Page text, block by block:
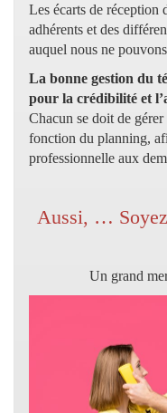
Les écarts de réception
adhérents et des
auquel nous ne
La bonne gestion du
pour la crédibilité et
Chacun se doit de
fonction du planning,
professionnelle aux
Aussi, …
Un grand